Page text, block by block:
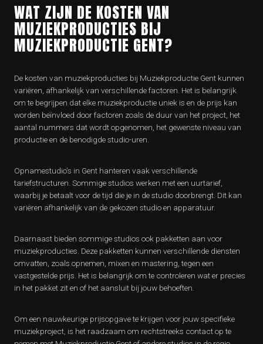
WAT ZIJN DE KOSTEN VAN
MUZIEKPRODUCTIES BIJ
MUZIEKPRODUCTIE GENT?
De kosten van muziekproducties bij Muziekproductie Gent kunnen
variëren, afhankelijk van verschillende factoren. Het is belangrijk
om te begrijpen dat elke muziekproductie uniek is en de prijs kan
worden beïnvloed door factoren zoals de duur van het project, het
aantal nummers dat wordt opgenomen, het gewenste niveau van
productie en de benodigde studio-uren.
Opnamestudio’s in Gent hanteren vaak verschillende
tariefstructuren. Sommige studios werken met een uurtarief,
waarbij je betaalt voor de tijd die je in de studio doorbrengt. Dit kan
variëren afhankelijk van de gekozen studio en apparatuur.
Daarnaast bieden sommige studios ook pakketten aan voor
muziekproducties. Deze pakketten kunnen verschillende diensten
omvatten, zoals opnemen, mixen en mastering, tegen een
vastgestelde prijs. Het is belangrijk om te controleren wat er precies
in het pakket zit en of het aansluit bij jouw behoeften.
Om een nauwkeurige prijsopgave te krijgen voor jouw specifieke
muziekproject, is het raadzaam om rechtstreeks contact op te